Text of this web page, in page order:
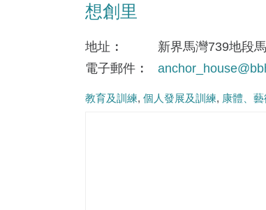
想創里
地址
新界馬灣739地段
電子郵件
教育及訓練 個人發展及訓練 康體、